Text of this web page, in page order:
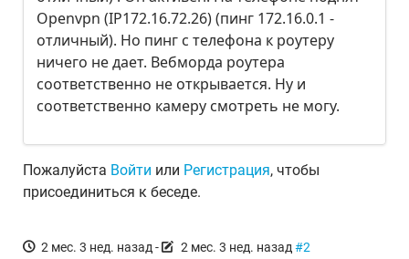
Openvpn (IP172.16.72.26) (пинг 172.16.0.1 -
отличный). Но пинг с телефона к роутеру
ничего не дает. Вебморда роутера
соответственно не открывается. Ну и
соответственно камеру смотреть не могу.
Пожалуйста Войти или Регистрация, чтобы
присоединиться к беседе.
2 мес. 3 нед. назад - 2 мес. 3 нед. назад #2